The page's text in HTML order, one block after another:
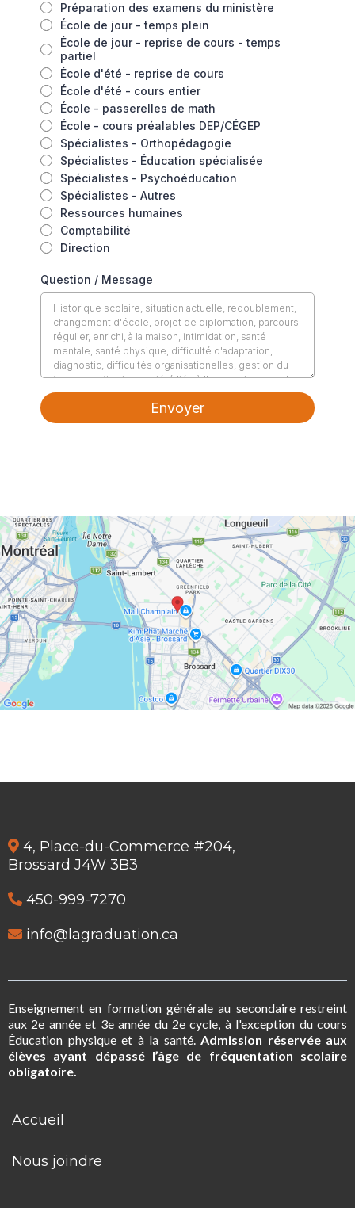
Préparation des examens du ministère
École de jour - temps plein
École de jour - reprise de cours - temps
partiel
École d'été - reprise de cours
École d'été - cours entier
École - passerelles de math
École - cours préalables DEP/CÉGEP
Spécialistes - Orthopédagogie
Spécialistes - Éducation spécialisée
Spécialistes - Psychoéducation
Spécialistes - Autres
Ressources humaines
Comptabilité
Direction
Question / Message
Envoyer
4, Place-du-Commerce #204,
Brossard J4W 3B3
450-999-7270
info@lagraduation.ca
Enseignement en formation générale au secondaire restreint
aux 2e année et 3e année du 2e cycle, à l'exception du cours
Éducation physique et à la santé. Admission réservée aux
élèves ayant dépassé l’âge de fréquentation scolaire
obligatoire.
Accueil
Nous joindre